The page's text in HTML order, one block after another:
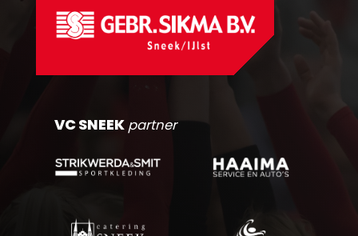
VC SNEEK partner